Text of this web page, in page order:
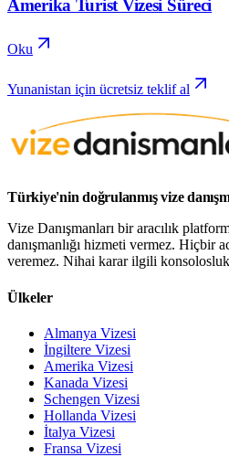
Amerika Turist Vizesi Süreci
Oku
Yunanistan için ücretsiz teklif al
Türkiye'nin doğrulanmış vize
Vize Danışmanları bir aracılık
danışmanlığı hizmeti vermez. Hiçbir
veremez. Nihai karar ilgili
Ülkeler
Almanya Vizesi
İngiltere Vizesi
Amerika Vizesi
Kanada Vizesi
Schengen Vizesi
Hollanda Vizesi
İtalya Vizesi
Fransa Vizesi